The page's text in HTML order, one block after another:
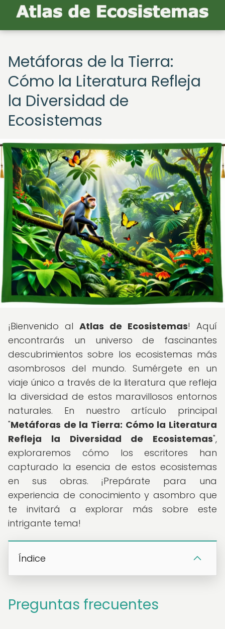
Metáforas de la Tierra:
Cómo la Literatura Refleja
la Diversidad de
Ecosistemas
¡Bienvenido al Atlas de Ecosistemas! Aquí
encontrarás un universo de fascinantes
descubrimientos sobre los ecosistemas más
asombrosos del mundo. Sumérgete en un
viaje único a través de la literatura que refleja
la diversidad de estos maravillosos entornos
naturales. En nuestro artículo principal
"Metáforas de la Tierra: Cómo la Literatura
Refleja la Diversidad de Ecosistemas",
exploraremos cómo los escritores han
capturado la esencia de estos ecosistemas
en sus obras. ¡Prepárate para una
experiencia de conocimiento y asombro que
te invitará a explorar más sobre este
intrigante tema!
Índice
Preguntas frecuentes